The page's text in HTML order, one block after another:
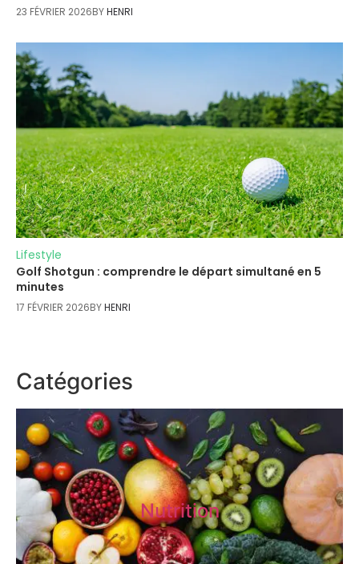
23 FÉVRIER 2026BYHENRI
Lifestyle
Golf Shotgun : comprendre le départ simultané en 5
minutes
17 FÉVRIER 2026BYHENRI
Catégories
Nutrition